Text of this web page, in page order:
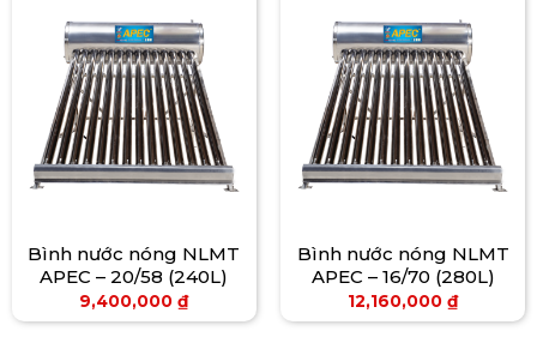
Bình nước nóng NLMT
APEC – 20/58 (240L)
9,400,000₫
Bình nước nóng NLMT
APEC – 16/70 (280L)
12,160,000₫